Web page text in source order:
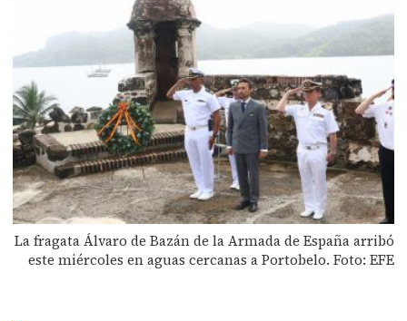
La fragata Álvaro de Bazán de la Armada de España arribó
este miércoles en aguas cercanas a Portobelo. Foto: EFE